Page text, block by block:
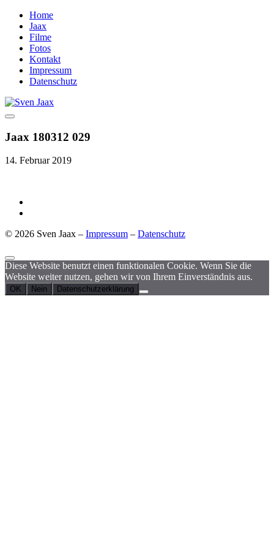
Home
Jaax
Filme
Fotos
Kontakt
Impressum
Datenschutz
Jaax 180312 029
14. Februar 2019
© 2026 Sven Jaax – Impressum – Datenschutz
Diese Website benutzt einen funktionalen Cookie. Wenn Sie die
Website weiter nutzen, gehen wir von Ihrem Einverständnis aus.
OK Nein Datenschutzerklärung